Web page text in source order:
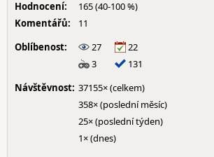
Hodnocení:
165 (40-100 %)
Komentářů:
11
Oblíbenost:
27
22
3
131
Návštěvnost: 37155× (celkem)
358× (poslední měsíc)
25× (poslední týden)
1× (dnes)